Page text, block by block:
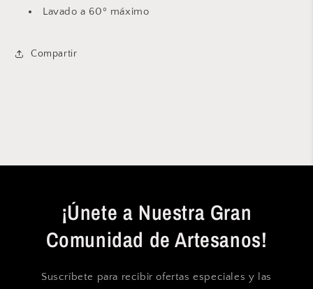
Lavado a 60º máximo
Compartir
¡Únete a Nuestra Gran
Comunidad de Artesanos!
Suscríbete para recibir ofertas especiales y las